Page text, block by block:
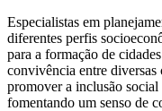
Especialistas em
diferentes perfis
para a formação de
convivência entre diversas
promover a inclusão
fomentando um senso de